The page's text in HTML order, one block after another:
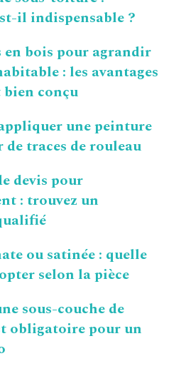
il indispensable ?
en bois pour agrandir
: les avantages
bien conçu
une peinture
de traces de rouleau
devis pour
: trouvez un
ou satinée : quelle
selon la pièce
sous-couche de
obligatoire pour un